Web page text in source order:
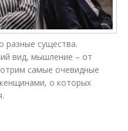
разные существа.
вид, мышление – от
самые очевидные
о которых